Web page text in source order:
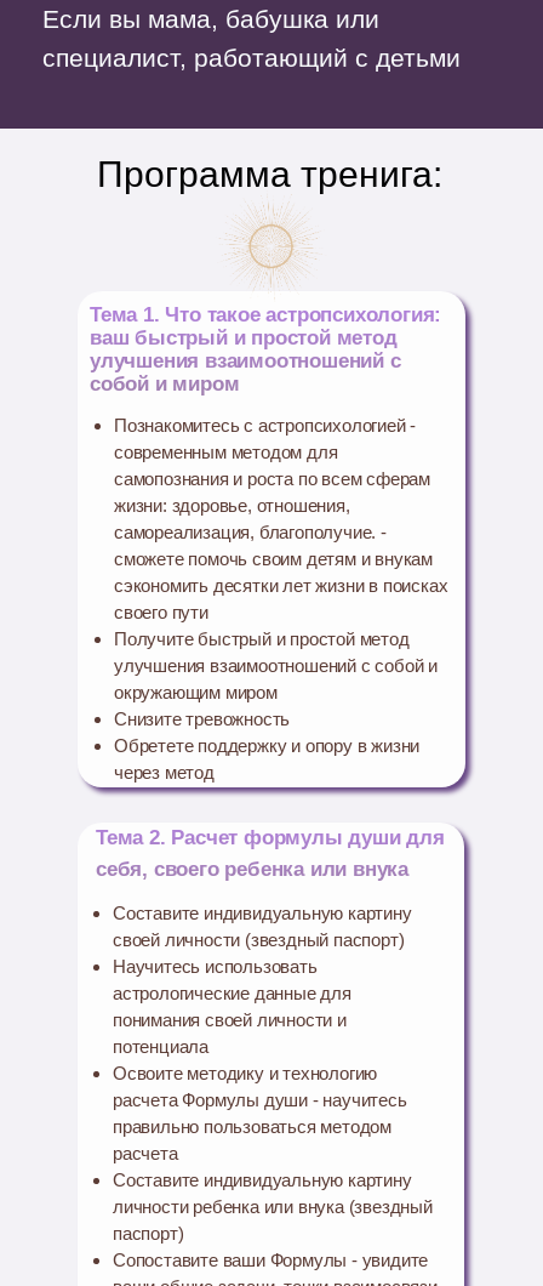
Если вы мама, бабушка или
специалист, работающий с детьми
Тема 1. Что такое астропсихология:
ваш быстрый и простой метод
улучшения взаимоотношений с
собой и миром
Тема 2. Расчет формулы души для
себя, своего ребенка или внука
Познакомитесь с астропсихологией -
современным методом для
самопознания и роста по всем сферам
жизни: здоровье, отношения,
самореализация, благополучие. -
сможете помочь своим детям и внукам
сэкономить десятки лет жизни в поисках
своего пути
Получите быстрый и простой метод
улучшения взаимоотношений с собой и
окружающим миром
Снизите тревожность
Обретете поддержку и опору в жизни
через метод
Составите индивидуальную картину
своей личности (звездный паспорт)
Научитесь использовать
астрологические данные для
понимания своей личности и
потенциала
Освоите методику и технологию
расчета Формулы души - научитесь
правильно пользоваться методом
расчета
Составите индивидуальную картину
личности ребенка или внука (звездный
паспорт)
Сопоставите ваши Формулы - увидите
Программа тренига: